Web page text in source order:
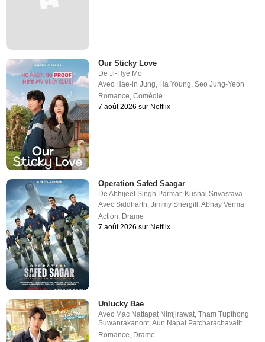
Our Sticky Love
DeJi-Hye Mo
Avec Hae-in Jung Ha Young ,Seo Jung-Yeon
Romance ,Comédie
7 août 2026 sur Netflix
Operation Safed Saagar
DeAbhijeet Singh Parmar, Kushal Srivastava
AvecSiddharth,Jimmy Shergill ,Abhay Verma
Action, Drame
7 août 2026 sur Netflix
Unlucky Bae
Avec Mac Nattapat Nimjirawat,Tham Tupthong
Suwanrakanont,Aun Napat Patcharachavalit
Romance, Drame